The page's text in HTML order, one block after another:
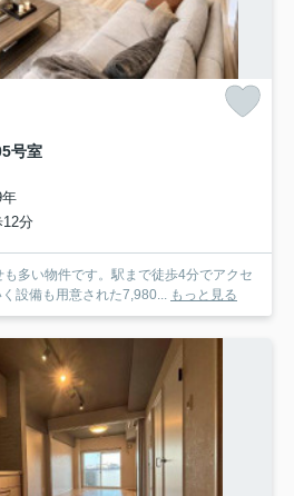
号室
分
多い物件です。駅まで徒歩4分でアクセ
設備も用意された7,980... もっと見る